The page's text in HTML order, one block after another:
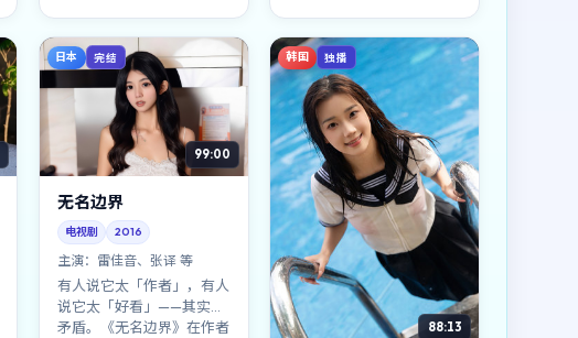
日本 完结
99:00
无名边界
电视剧 2016
主演： 雷佳音、张译 等
有人说它太「作者」，有人
说它太「好看」——其实不
矛盾。《无名边界》在作者
韩国 独播
88:13